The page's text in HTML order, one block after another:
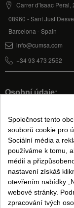
Carrer d'Isaac Peral,
08960 - Sant Just
Barcelona - Spain
info@cumsa.com
+34 93 473 2552
Osobní údaje:
Právní informace:
Podmínky prodeje
Právní upozornění
Zásady ochrany
Zásady používání
Společnost tento
souborů cookie pro
Sociální média a
používáme k tomu,
médií a
nastavení získáš
otevřením nabídky
webové stránky.
zpracování tvých